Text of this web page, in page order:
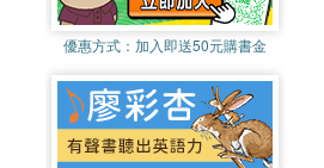
優惠方式： 加入即送50元購書金